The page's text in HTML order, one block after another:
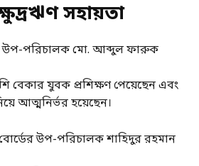
সহায়তা
উপ-পরিচালক মো. আব্দুল ফারুক
বেকার যুবক প্রশিক্ষণ পেয়েছেন এবং
আত্মনির্ভর হয়েছেন।
বোর্ডের উপ-পরিচালক শাহিদুর রহমান